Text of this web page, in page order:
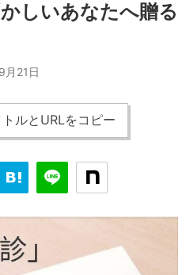
しいあなたへ贈る
月21日
ルとURLをコピー